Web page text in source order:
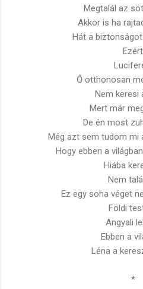
Megtalál az
Akkor is ha
Hát a
Ezért
Ő otthonosan
Nem keresi
Mert már
De én most
Még azt sem tudom mi
Hogy ebben a
Hiába
Nem
Ez egy soha véget
Földi
Angyali
Ebben a
Léna a
*